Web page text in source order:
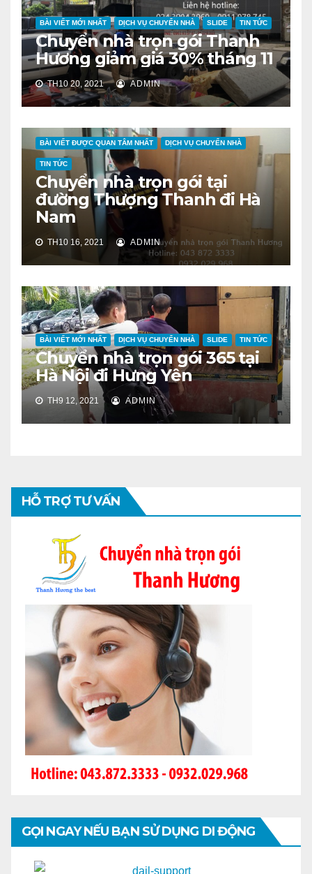
BÀI VIẾT MỚI NHẤT DỊCH VỤ CHUYỂN NHÀ SLIDE TIN TỨC
Chuyển nhà trọn gói Thanh
Hương giảm giá 30% tháng 11
TH10 20, 2021 ADMIN
BÀI VIẾT ĐƯỢC QUAN TÂM NHẤT DỊCH VỤ CHUYỂN NHÀ
TIN TỨC
Chuyển nhà trọn gói tại
đường Thượng Thanh đi Hà
Nam
TH10 16, 2021 ADMIN
BÀI VIẾT MỚI NHẤT DỊCH VỤ CHUYỂN NHÀ SLIDE TIN TỨC
Chuyển nhà trọn gói 365 tại
Hà Nội đi Hưng Yên
TH9 12, 2021 ADMIN
HỖ TRỢ TƯ VẤN
GỌI NGAY NẾU BẠN SỬ DỤNG DI ĐỘNG